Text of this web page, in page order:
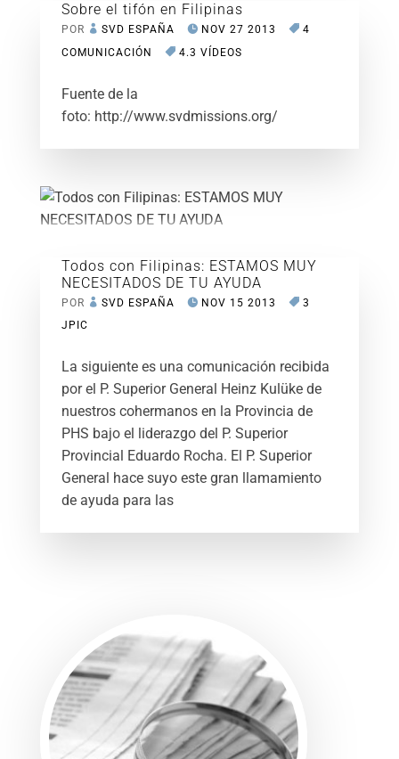
Sobre el tifón en Filipinas
POR SVD ESPAÑA NOV 27 2013
4
COMUNICACIÓN
4.3 VÍDEOS
Fuente de la
foto: http://www.svdmissions.org/
Todos con Filipinas: ESTAMOS MUY
NECESITADOS DE TU AYUDA
POR SVD ESPAÑA NOV 15 2013
3
JPIC
La siguiente es una comunicación recibida
por el P. Superior General Heinz Kulüke de
nuestros cohermanos en la Provincia de
PHS bajo el liderazgo del P. Superior
Provincial Eduardo Rocha. El P. Superior
General hace suyo este gran llamamiento
de ayuda para las